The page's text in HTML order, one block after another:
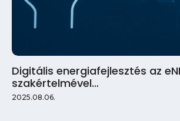
Digitális energiafejlesztés az
szakértelmével…
2025.08.06.